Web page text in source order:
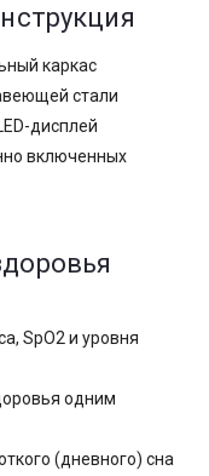
каркас
стали
дисплей
включенных
SpO2 и уровня
одним
(дневного) сна